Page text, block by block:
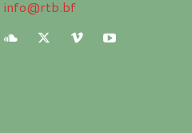
info@rtb.bf